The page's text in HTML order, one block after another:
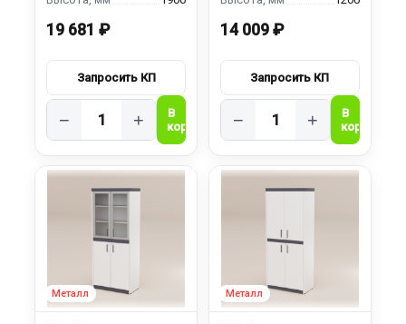
19 681 ₽
− +
14 009 ₽
− +